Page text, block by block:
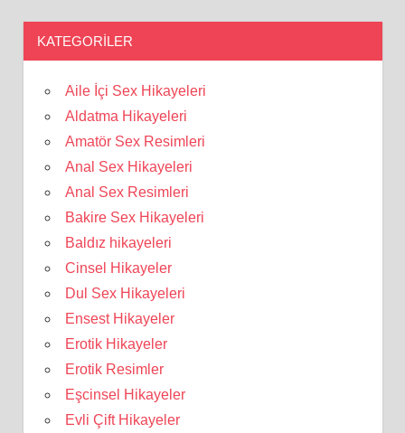
KATEGORILER
Aile İçi Sex Hikayeleri
Aldatma Hikayeleri
Amatör Sex Resimleri
Anal Sex Hikayeleri
Anal Sex Resimleri
Bakire Sex Hikayeleri
Baldız hikayeleri
Cinsel Hikayeler
Dul Sex Hikayeleri
Ensest Hikayeler
Erotik Hikayeler
Erotik Resimler
Eşcinsel Hikayeler
Evli Çift Hikayeler